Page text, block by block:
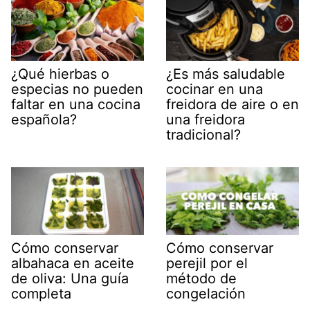
¿Qué hierbas o
especias no pueden
faltar en una cocina
española?
¿Es más saludable
cocinar en una
freidora de aire o en
una freidora
tradicional?
Cómo conservar
albahaca en aceite
de oliva: Una guía
completa
Cómo conservar
perejil por el
método de
congelación